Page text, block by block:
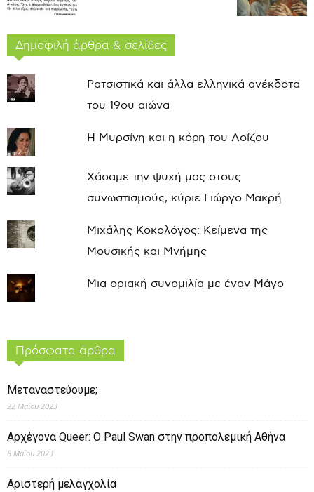
Δημοφιλή άρθρα & σελίδες
Ρατσιστικά και άλλα ελληνικά ανέκδοτα
του 19ου αιώνα
Η Μυρσίνη και η κόρη του Λοΐζου
Χάσαμε την ψυχή μας στους
συνωστισμούς, κύριε Γιώργο Μακρή
Μιχάλης Κοκολόγος: Κείμενα της
Μουσικής και Μνήμης
Μια οριακή συνομιλία με έναν Μάγο
Πρόσφατα άρθρα
Μεταναστεύουμε;
22 Μαΐου 2023
Αρχέγονα Queer: O Paul Swan στην προπολεμική Αθήνα
8 Μαΐου 2023
Αριστερή μελαγχολία